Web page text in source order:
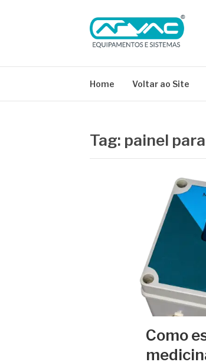
BLOG
Home Voltar ao Site
Tag: painel
Como